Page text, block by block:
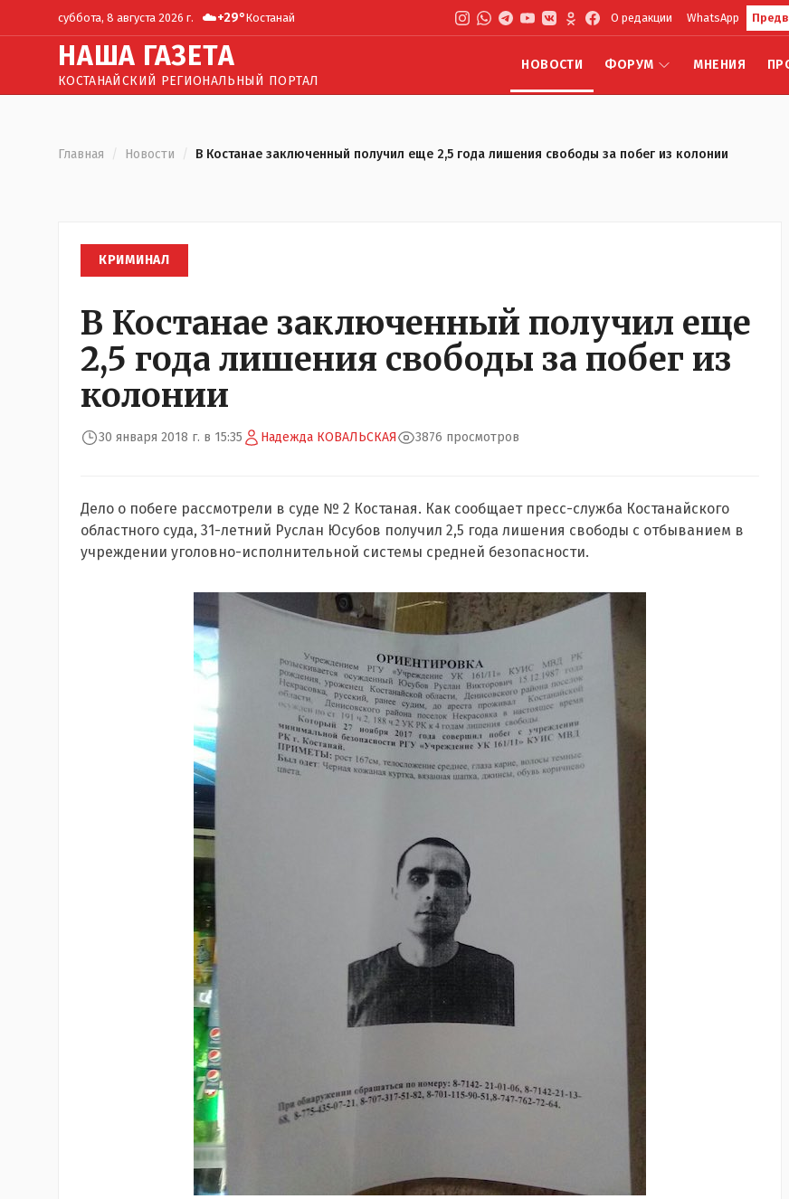
суббота, 8 августа 2026 г. ☁️+29°Костанай О редакции WhatsApp
НАША ГАЗЕТА
КОСТАНАЙСКИЙ РЕГИОНАЛЬНЫЙ ПОРТАЛ
НОВОСТИ ФОРУМ МНЕНИЯ
Главная / Новости / В Костанае заключенный получил еще 2,5 года лишения свободы за побег из колонии
КРИМИНАЛ
В Костанае заключенный получил еще
2,5 года лишения свободы за побег из
колонии
30 января 2018 г. в 15:35 Надежда КОВАЛЬСКАЯ 3876 просмотров
Дело о побеге рассмотрели в суде № 2 Костаная. Как сообщает пресс-служба Костанайского
областного суда, 31-летний Руслан Юсубов получил 2,5 года лишения свободы с отбыванием в
учреждении уголовно-исполнительной системы средней безопасности.